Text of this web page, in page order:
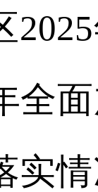
全
实